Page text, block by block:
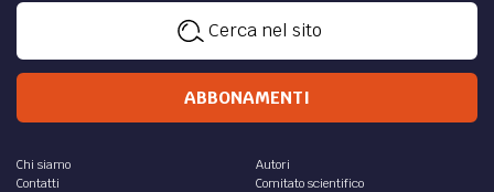
Cerca nel sito
ABBONAMENTI
Chi siamo
Contatti
Autori
Comitato scientifico